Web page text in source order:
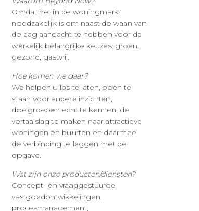
Omdat het in de woningmarkt
noodzakelijk is om naast de waan van
de dag aandacht te hebben voor de
werkelijk belangrijke keuzes: groen,
gezond, gastvrij.
Hoe komen we daar?
We helpen u los te laten, open te
staan voor andere inzichten,
doelgroepen echt te kennen, de
vertaalslag te maken naar attractieve
woningen en buurten en daarmee
de verbinding te leggen met de
opgave.
Wat zijn onze producten/diensten?
Concept- en vraaggestuurde
vastgoedontwikkelingen,
procesmanagement,